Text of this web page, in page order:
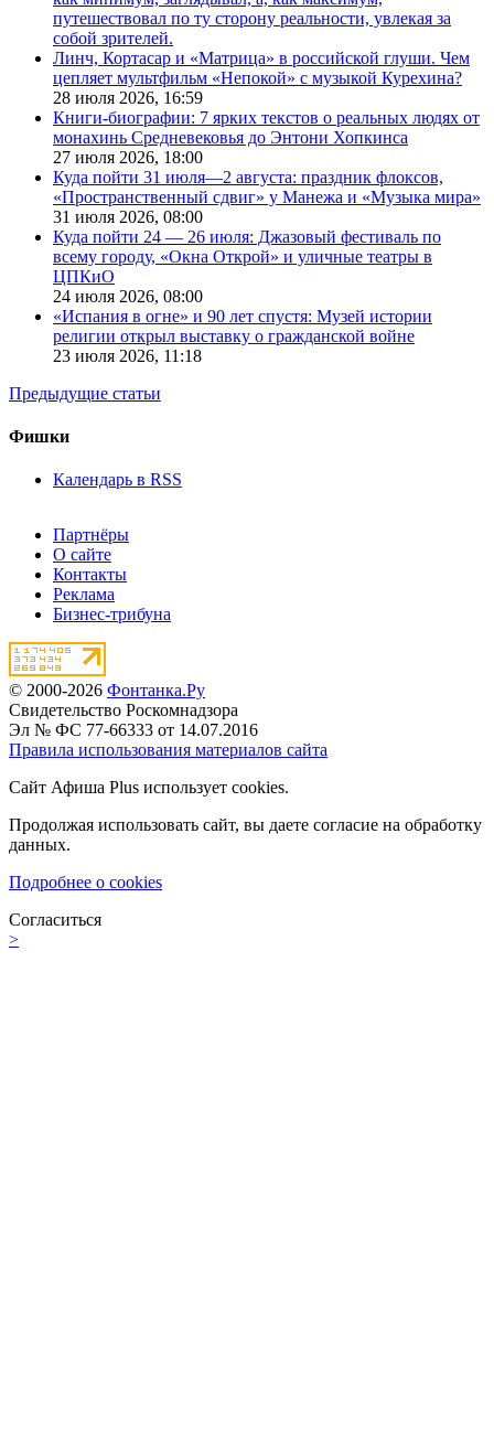
путешествовал по ту сторону реальности, увлекая за
собой зрителей.
Линч, Кортасар и «Матрица» в российской глуши. Чем
цепляет мультфильм «Непокой» с музыкой Курехина?
28 июля 2026, 16:59
Книги-биографии: 7 ярких текстов о реальных людях от
монахинь Средневековья до Энтони Хопкинса
27 июля 2026, 18:00
Куда пойти 31 июля—2 августа: праздник флоксов,
«Пространственный сдвиг» у Манежа и «Музыка мира»
31 июля 2026, 08:00
Куда пойти 24 — 26 июля: Джазовый фестиваль по
всему городу, «Окна Открой» и уличные театры в
ЦПКиО
24 июля 2026, 08:00
«Испания в огне» и 90 лет спустя: Музей истории
религии открыл выставку о гражданской войне
23 июля 2026, 11:18
Предыдущие статьи
Фишки
Календарь в RSS
Партнёры
О сайте
Контакты
Реклама
Бизнес-трибуна
© 2000-2026 Фонтанка.Ру
Свидетельство Роскомнадзора
Эл № ФС 77-66333 от 14.07.2016
Правила использования материалов сайта
Сайт Афиша Plus использует cookies.
Продолжая использовать сайт, вы даете согласие на обработку
данных.
Подробнее о cookies
Согласиться
>